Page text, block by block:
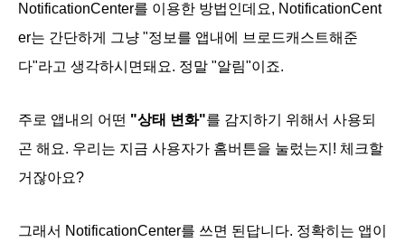
NotificationCenter를 이용한 방법인데요, NotificationCent
er는 간단하게 그냥 "정보를 앱내에 브로드캐스트해준
다"라고 생각하시면돼요. 정말 "알림"이죠.
주로 앱내의 어떤 "상태 변화"를 감지하기 위해서 사용되
곤 해요. 우리는 지금 사용자가 홈버튼을 눌렀는지! 체크할
거잖아요?
그래서 NotificationCenter를 쓰면 된답니다. 정확히는 앱이